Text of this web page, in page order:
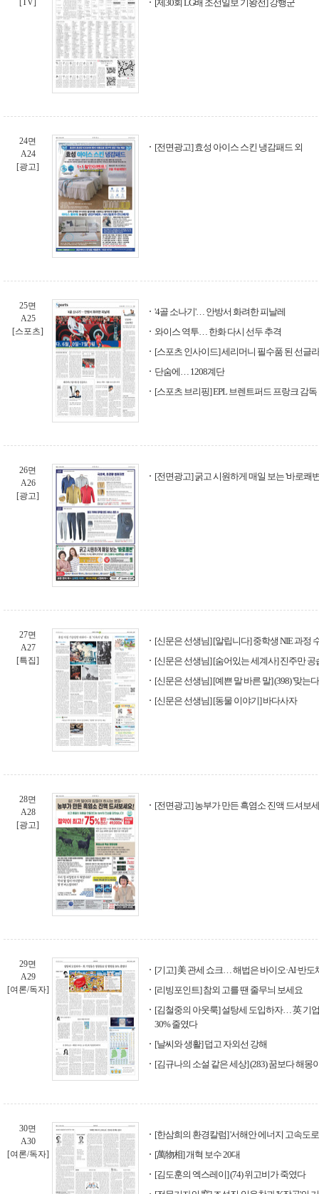
[TV]
[제30회 LG배 조선일보 기왕전] 강행군
24면
A24
[광고]
[전면광고] 효성 아이스 스킨 냉감패드 외
25면
A25
[스포츠]
'4골 소나기'… 안방서 화려한 피날레
와이스 역투… 한화 다시 선두 추격
[스포츠 인사이드] 세리머니 필수품 된 선글
단숨에… 1208계단
[스포츠 브리핑] EPL 브렌트퍼드 프랑크 감
26면
A26
[광고]
[전면광고] 굵고 시원하게 매일 보는 '바로쾌
27면
A27
[특집]
[신문은 선생님] [알립니다] 중학생 NIE 과정
[신문은 선생님] [숨어있는 세계사] 진주만 공
[신문은 선생님] [예쁜 말 바른 말] (398) '맞는
[신문은 선생님] [동물 이야기] 바다사자
28면
A28
[광고]
[전면광고] 농부가 만든 흑염소 진액 드셔보
29면
A29
[여론/독자]
[기고] 美 관세 쇼크… 해법은 바이오·AI·반도
[리빙포인트] 참외 고를 땐 줄무늬 보세요
[김철중의 아웃룩] 설탕세 도입하자… 英 기
30% 줄였다
[날씨와 생활] 덥고 자외선 강해
[김규나의 소설 같은 세상] (283) 꿈보다 해몽
30면
A30
[여론/독자]
[한삼희의 환경칼럼] '서해안 에너지 고속도
[萬物相] 개혁 보수 20대
[김도훈의 엑스레이] (74) 위고비가 죽였다